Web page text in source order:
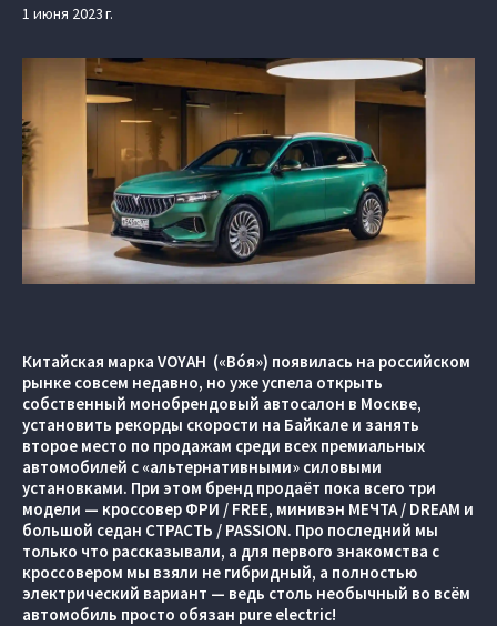
1 июня 2023 г.
Китайская марка VOYAH («Вóя») появилась на российском
рынке совсем недавно, но уже успела открыть
собственный монобрендовый автосалон в Москве,
установить рекорды скорости на Байкале и занять
второе место по продажам среди всех премиальных
автомобилей с «альтернативными» силовыми
установками. При этом бренд продаёт пока всего три
модели — кроссовер ФРИ / FREE, минивэн МЕЧТА / DREAM и
большой седан СТРАСТЬ / PASSION. Про последний мы
только что рассказывали, а для первого знакомства с
кроссовером мы взяли не гибридный, а полностью
электрический вариант — ведь столь необычный во всём
автомобиль просто обязан pure electric!